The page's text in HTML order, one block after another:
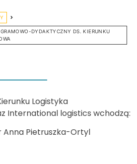
DYDAKTYCZNY DS. KIERUNKU
Logistyka
International logistics wchodzą:
Anna Pietruszka-Ortyl